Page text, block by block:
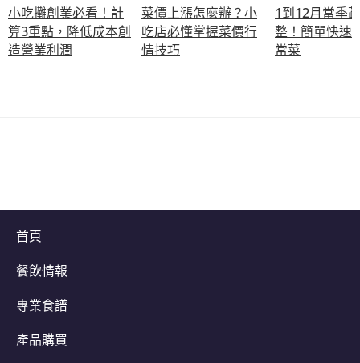
小吃攤創業必看！計
算3重點，降低成本創
造營業利潤
菜價上漲怎麼辦？小
吃店必懂掌握菜價行
情技巧
1到12月當季
整！簡單快速
常菜
首頁
餐飲情報
專業食譜
產品購買